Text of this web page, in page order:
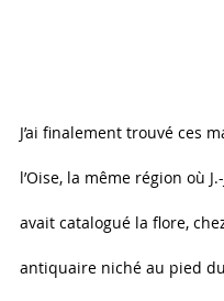
J’ai finalement trouvé ces
l’Oise, la même région où
avait catalogué la flore,
antiquaire niché au pied